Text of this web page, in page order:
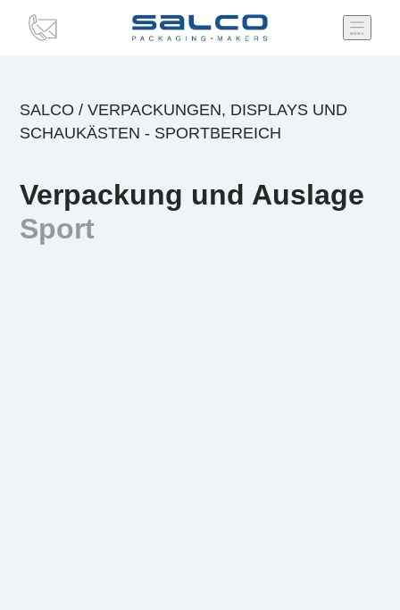
SALCO /VERPACKUNGEN, DISPLAYS UND
SCHAUKÄSTEN - SPORTBEREICH
Verpackung und Auslage
Sport